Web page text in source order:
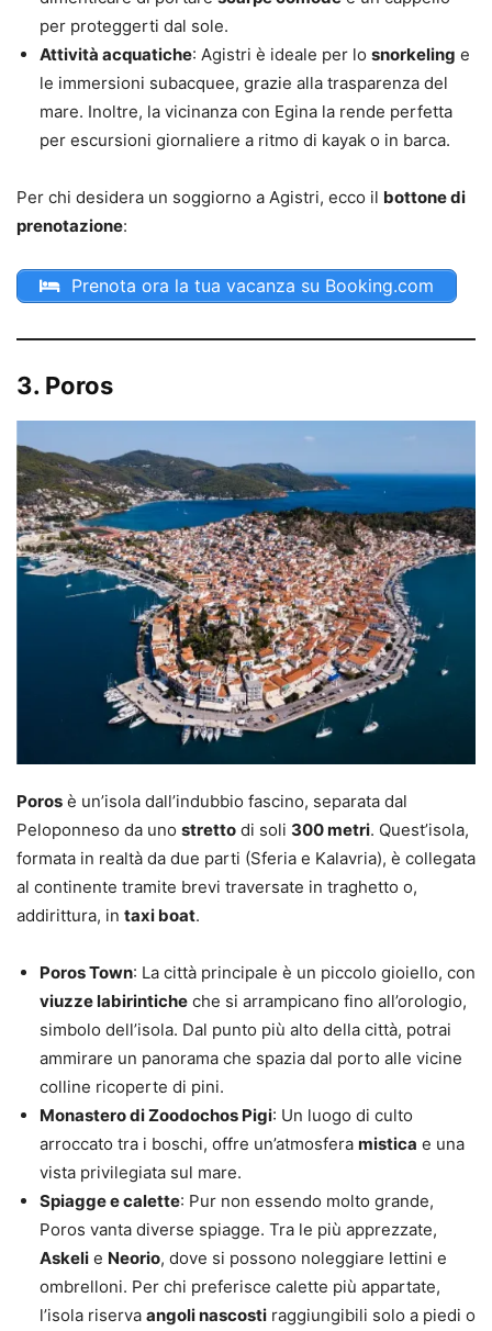
per proteggerti dal sole.
Attività acquatiche: Agistri è ideale per lo snorkeling e
le immersioni subacquee, grazie alla trasparenza del
mare. Inoltre, la vicinanza con Egina la rende perfetta
per escursioni giornaliere a ritmo di kayak o in barca.
Per chi desidera un soggiorno a Agistri, ecco il bottone di
prenotazione:
Prenota ora la tua vacanza su Booking.com
3. Poros
Poros è un’isola dall’indubbio fascino, separata dal
Peloponneso da uno stretto di soli 300 metri. Quest’isola,
formata in realtà da due parti (Sferia e Kalavria), è collegata
al continente tramite brevi traversate in traghetto o,
addirittura, in taxi boat.
Poros Town: La città principale è un piccolo gioiello, con
viuzze labirintiche che si arrampicano fino all’orologio,
simbolo dell’isola. Dal punto più alto della città, potrai
ammirare un panorama che spazia dal porto alle vicine
colline ricoperte di pini.
Monastero di Zoodochos Pigi: Un luogo di culto
arroccato tra i boschi, offre un’atmosfera mistica e una
vista privilegiata sul mare.
Spiagge e calette: Pur non essendo molto grande,
Poros vanta diverse spiagge. Tra le più apprezzate,
Askeli e Neorio, dove si possono noleggiare lettini e
ombrelloni. Per chi preferisce calette più appartate,
l’isola riserva angoli nascosti raggiungibili solo a piedi o